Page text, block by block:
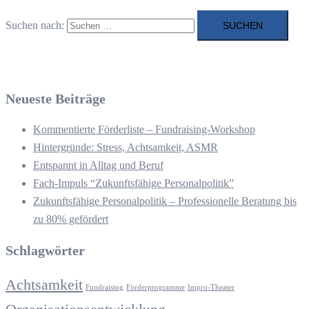
Suchen nach:
Neueste Beiträge
Kommentierte Förderliste – Fundraising-Workshop
Hintergründe: Stress, Achtsamkeit, ASMR
Entspannt in Alltag und Beruf
Fach-Impuls “Zukunftsfähige Personalpolitik”
Zukunftsfähige Personalpolitik – Professionelle Beratung bis
zu 80% gefördert
Schlagwörter
Achtsamkeit Fundraising Förderprogramme Impro-Theater